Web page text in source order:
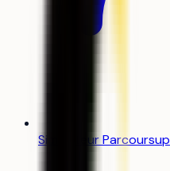
Simulateur Parcoursup